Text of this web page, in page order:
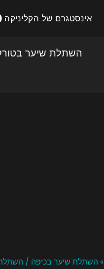
אינסטגרם של הקליניקה
השתלת שיער
» השתלת שיער בכיפה /